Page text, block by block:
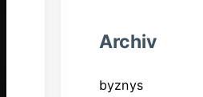
Archiv
byznys